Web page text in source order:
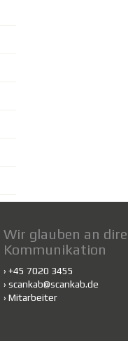
Wir glauben an
Kommunikation
› +45 7020 3455
› scankab@scankab.de
› Mitarbeiter